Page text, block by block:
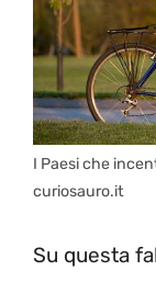
I Paesi che
curiosauro.it
Su questa